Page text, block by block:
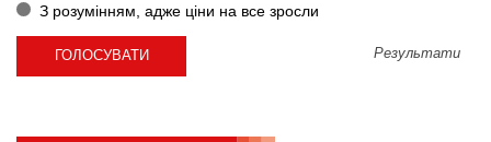
З розумінням, адже ціни на все зросли
Результати